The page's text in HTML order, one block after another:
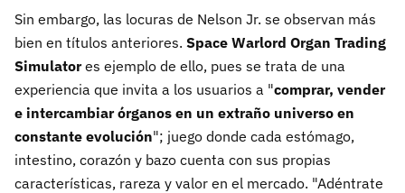
Sin embargo, las locuras de Nelson Jr. se observan más
bien en títulos anteriores. Space Warlord Organ Trading
Simulatores ejemplo de ello, pues se trata de una
experiencia que invita a los usuarios a "comprar, vender
e intercambiar órganos en un extraño universo en
constante evolución"; juego donde cada estómago,
intestino, corazón y bazo cuenta con sus propias
características, rareza y valor en el mercado. "Adéntrate